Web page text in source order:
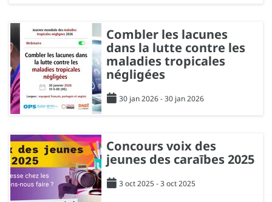
Combler les lacunes
dans la lutte contre les
maladies tropicales
négligées
30 jan 2026 - 30 jan 2026
Concours voix des
jeunes des caraībes 2025
3 oct 2025 - 3 oct 2025